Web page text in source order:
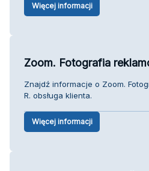
Więcej informacji
Zoom. Fotografia
Znajdź informacje o Zoom.
R. obsługa klienta.
Więcej informacji